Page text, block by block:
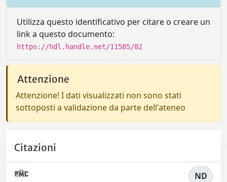
Utilizza questo identificativo per citare o creare un
link a questo documento:
https://hdl.handle.net/11585/82
Attenzione
Attenzione! I dati visualizzati non sono stati
sottoposti a validazione da parte dell'ateneo
Citazioni
ND